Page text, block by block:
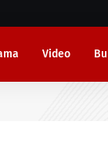
Video